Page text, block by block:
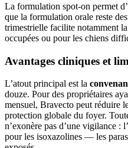
La formulation spot-on permet
que la formulation orale reste
trimestrielle facilite notamment
occupées ou pour les chiens
Avantages cliniques et
L’atout principal est la
douze. Pour des propriétaires
mensuel, Bravecto peut réduire
protection globale du foyer.
n’exonère pas d’une vigilance :
pour les isoxazolines — les